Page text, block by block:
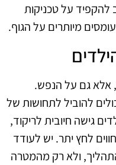
להקפיד על טכניקות
מיותרים על הגוף.
אלא גם על הנפש.
להוביל לתחושות של
גישה חיובית לריקוד,
לחץ יתר. יש לעודד
ולא רק מהמטרה